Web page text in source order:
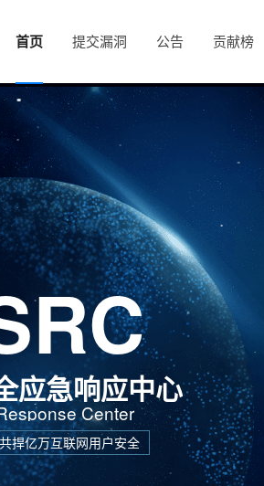
首页 提交漏洞 公告 贡献榜
应急响应中心
Center
捍亿万互联网用户安全